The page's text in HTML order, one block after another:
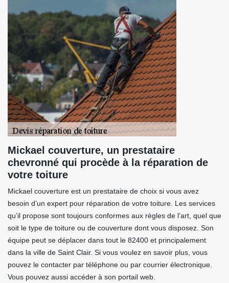
Mickael couverture, un prestataire
chevronné qui procède à la réparation de
votre toiture
Mickael couverture est un prestataire de choix si vous avez
besoin d’un expert pour réparation de votre toiture. Les services
qu’il propose sont toujours conformes aux règles de l’art, quel que
soit le type de toiture ou de couverture dont vous disposez. Son
équipe peut se déplacer dans tout le 82400 et principalement
dans la ville de Saint Clair. Si vous voulez en savoir plus, vous
pouvez le contacter par téléphone ou par courrier électronique.
Vous pouvez aussi accéder à son portail web.